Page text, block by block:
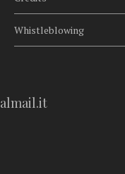
Whistleblowing